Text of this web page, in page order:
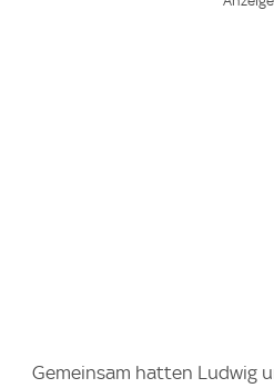
Gemeinsam hatten Ludwig